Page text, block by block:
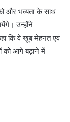
और भव्यता के साथ
उन्होंने
कि वे खूब मेहनत एवं
को आगे बढ़ाने में